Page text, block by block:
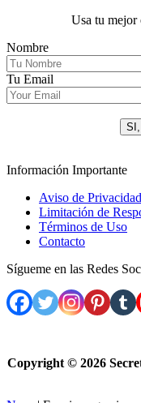
Usa tu mejor
Nombre
Tu Email
Información Importante
Aviso de Privacidad
Limitación de
Términos de Uso
Contacto
Sígueme en las Redes
Copyright © 2026